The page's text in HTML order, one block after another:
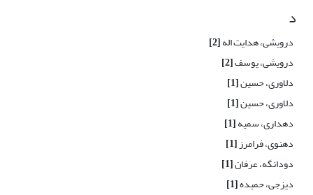
د
درویشی، هدایت اله[2]
درویشی، یوسف[2]
دلاوری، حسین[1]
دلاوری، حسین[1]
دهداری، سمیه[1]
دهنوی، فرامرز[1]
دودانگه، عرفان[1]
دیزجی، حمیده[1]